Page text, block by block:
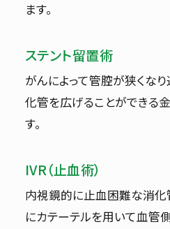
ます。
ステント留置術
がんによって管腔が狭くな
化管を広げることができる
す。
IVR（止血術）
内視鏡的に止血困難な消化
にカテーテルを用いて血管